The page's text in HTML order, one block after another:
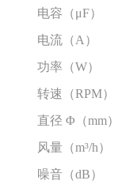
电容（μF）
电流（A）
功率（W）
转速（RPM）
直径 Φ（mm）
风量（m³/h）
噪音（dB）